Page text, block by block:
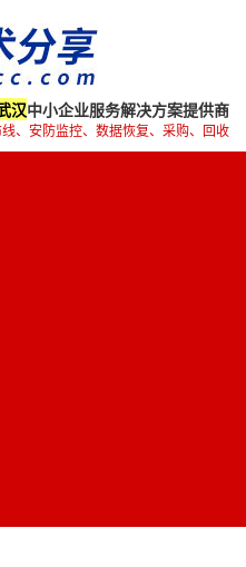
汉中小企业服务解决方案提供商
、安防监控、数据恢复、采购、回收